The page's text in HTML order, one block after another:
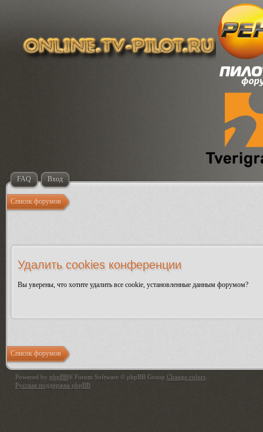
FAQ Вход
Список форумов
Удалить cookies конференции
Вы уверены, что хотите удалить все cookie, установленные данным форумом?
Список форумов
Powered by phpBB® Forum Software © phpBB Group Change colors
Русская поддержка phpBB